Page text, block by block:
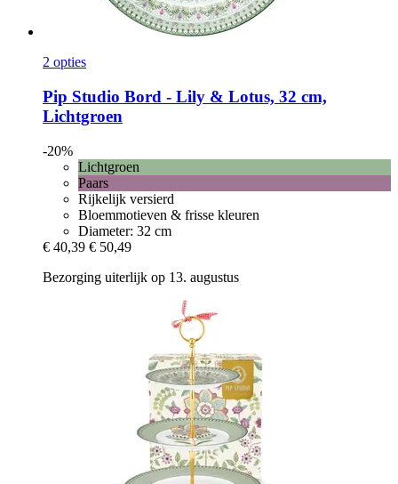
2 opties
Pip Studio Bord -​ Lily & Lotus, 32 cm,
Lichtgroen
-20%
Lichtgroen
Paars
Rijkelijk versierd
Bloemmotieven & frisse kleuren
Diameter: 32 cm
€ 40,39 € 50,49
Bezorging uiterlijk op 13. augustus